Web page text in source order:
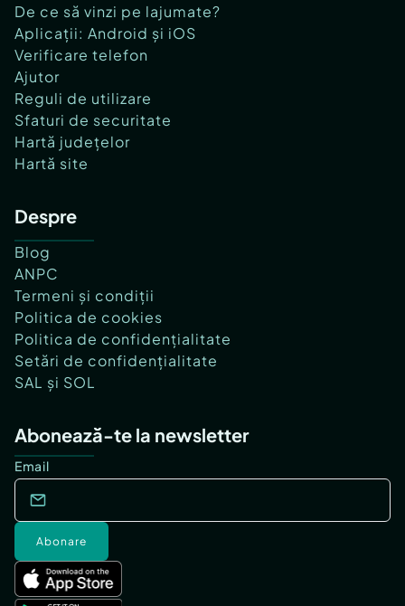
De ce să vinzi pe lajumate?
Aplicații: Android și iOS
Verificare telefon
Ajutor
Reguli de utilizare
Sfaturi de securitate
Hartă județelor
Hartă site
Despre
Blog
ANPC
Termeni și condiții
Politica de cookies
Politica de confidențialitate
Setări de confidențialitate
SAL și SOL
Abonează-te la newsletter
Email
Abonare